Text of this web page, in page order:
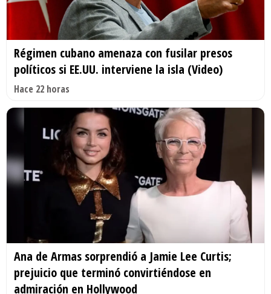
Régimen cubano amenaza con fusilar presos
políticos si EE.UU. interviene la isla (Video)
Hace 22 horas
Ana de Armas sorprendió a Jamie Lee Curtis;
prejuicio que terminó convirtiéndose en
admiración en Hollywood